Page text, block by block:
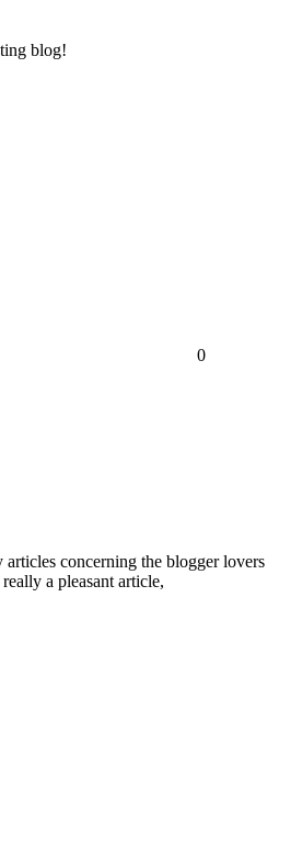
blog!
0
articles concerning the blogger lovers
a pleasant article,